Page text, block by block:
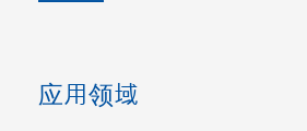
应用领域